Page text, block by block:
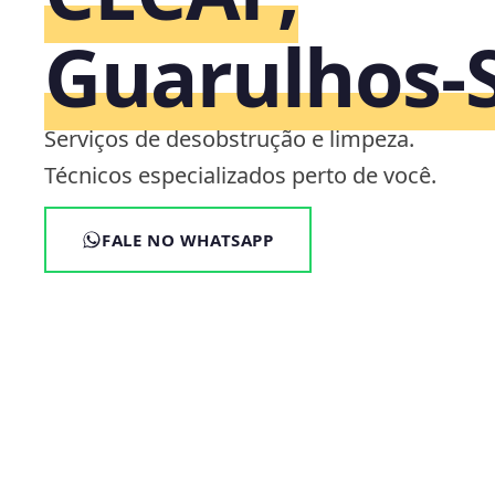
Serviços de desobstrução e limpeza.
Técnicos especializados perto de você.
FALE NO WHATSAPP